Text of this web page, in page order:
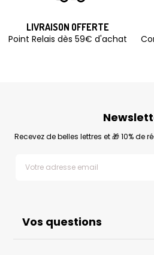
LIVRAISON OFFERTE
Point Relais dès 59€ d'achat
Vos questions
Recevez de belles lettres et 🎁 10%